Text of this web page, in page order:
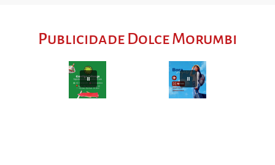
Publicidade Dolce Morumbi